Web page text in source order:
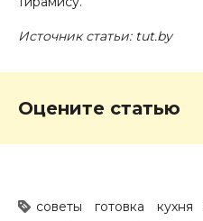
Источник статьи: tut.by
Оцените статью
советы готовка кухня